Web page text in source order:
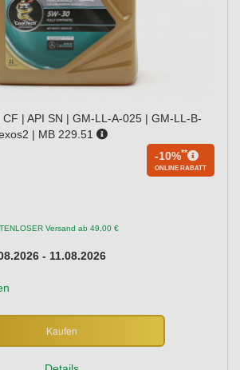
CF | API SN | GM-LL-A-025 | GM-LL-B-
| MB 229.51
-10%**
ONLINE RABATT
Versand ab 49,00 €
- 11.08.2026
Kaufen